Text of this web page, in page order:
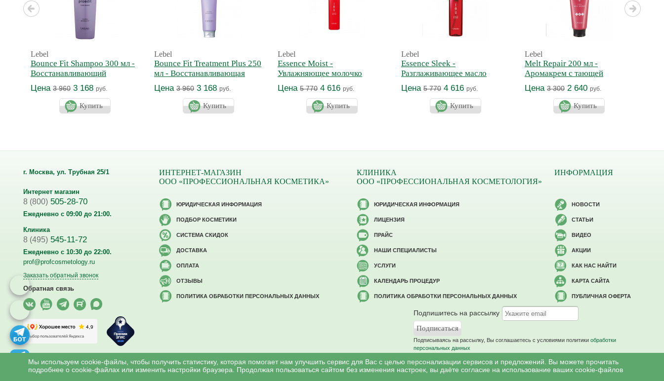
Lebel
Bounce Fit Shampoo 300 мл -
Восстанавливающий
шампунь
Цена 3 960 3 168 руб.
Купить
Lebel
Bounce Fit Treatment Plus 250
мл - Восстанавливающая
маска Плюс
Цена 3 960 3 168 руб.
Купить
Lebel
Essence Moist -
Увлажняющее молочко
Цена 5 770 4 616 руб.
Купить
Lebel
Essence Sleek -
Разглаживающее масло
Цена 5 770 4 616 руб.
Купить
Lebel
Melt Repair 200 мл -
Аромакрем с тающей
текстурой для увлажнения
волос
Цена 3 300 2 640 руб.
Купить
г. Москва, ул. Трубная 25/1
Интернет магазин
8 (800) 505-28-70
Ежедневно с 09:00 до 21:00.
Клиника
8 (495) 545-11-72
Ежедневно с 10:30 до 22:00.
prof@profcosmetology.ru
Заказать обратный звонок
Обратная связь
ИНТЕРНЕТ-МАГАЗИН
ООО «ПРОФЕССИОНАЛЬНАЯ КОСМЕТИКА»
ЮРИДИЧЕСКАЯ ИНФОРМАЦИЯ
ПОДБОР КОСМЕТИКИ
CИСТЕМА СКИДОК
ДОСТАВКА
ОПЛАТА
ОТЗЫВЫ
ПОЛИТИКА ОБРАБОТКИ ПЕРСОНАЛЬНЫХ ДАННЫХ
КЛИНИКА
ООО «ПРОФЕССИОНАЛЬНАЯ КОСМЕТОЛОГИЯ»
ЮРИДИЧЕСКАЯ ИНФОРМАЦИЯ
ЛИЦЕНЗИЯ
ПРАЙС
НАШИ СПЕЦИАЛИСТЫ
УСЛУГИ
КАЛЕНДАРЬ ПРОЦЕДУР
ПОЛИТИКА ОБРАБОТКИ ПЕРСОНАЛЬНЫХ ДАННЫХ
ИНФОРМАЦИЯ
НОВОСТИ
СТАТЬИ
ВИДЕО
АКЦИИ
КАК НАС НАЙТИ
КАРТА САЙТА
ПУБЛИЧНАЯ ОФЕРТА
Подпишитесь на рассылку
Подписываясь на рассылку, Вы соглашаетесь c условиями политики обработки
персональных данных
Мы используем cookie-файлы, чтобы получить статистику, которая помогает нам улучшить сервис для Вас с целью персонализации сервисов и предложений. Вы можете прочитать
подробнее о cookie-файлах или изменить настройки браузера. Продолжая пользоваться сайтом без изменения настроек, вы даёте согласие на использование ваших cookie-файлов